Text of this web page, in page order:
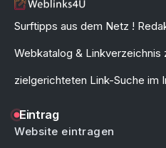
Surftipps aus dem Netz !
Webkatalog & Linkverzeichnis
zielgerichteten Link-Suche im
Eintrag
Website eintragen